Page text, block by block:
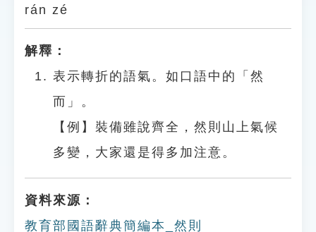
貓頭鷹博士
rán zé
解釋：
表示轉折的語氣。如口語中的「然
而」。
【例】裝備雖說齊全，然則山上氣候
多變，大家還是得多加注意。
資料來源：
教育部國語辭典簡編本_然則